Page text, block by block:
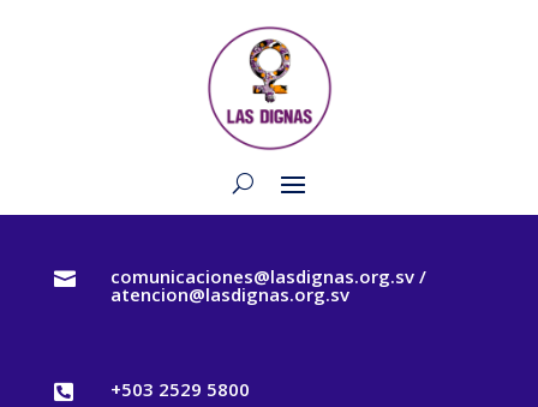
 comunicaciones@lasdignas.org.sv /
atencion@lasdignas.org.sv
 +503 2529 5800